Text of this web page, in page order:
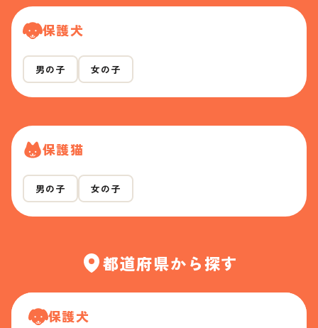
保護犬
男の子 女の子
保護猫
男の子 女の子
都道府県から探す
保護犬